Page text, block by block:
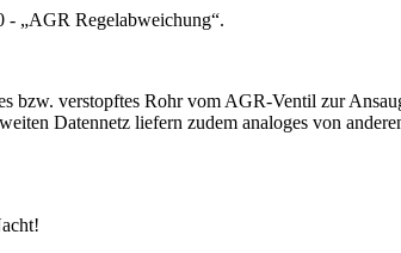
- „AGR Regelabweichung“.
bzw. verstopftes Rohr vom AGR-Ventil zur
Datennetz liefern zudem analoges von